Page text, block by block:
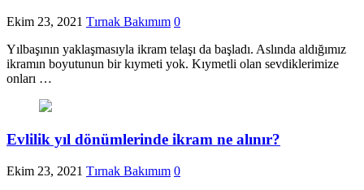
Ekim 23, 2021 Tırnak Bakımım 0
Yılbaşının yaklaşmasıyla ikram telaşı da başladı. Aslında aldığımız
ikramın boyutunun bir kıymeti yok. Kıymetli olan sevdiklerimize
onları …
Evlilik yıl dönümlerinde ikram ne alınır?
Ekim 23, 2021 Tırnak Bakımım 0